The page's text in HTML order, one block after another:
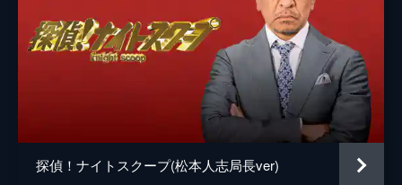
の影にあるもの、動物霊の見分け方などだ。
55分
#6 「火星にバッファローがいた！」ほか
雑誌「ムー」とコラボし、出演者がオカルト
に関する話題を取り上げ、トークを繰り広げ
ていく番組の第3章。今回取り上げたのは、
火星にバッファローがいた、皇居周辺の怖い
話、人工知能と脳量子論などだ。
探偵！ナイトスクープ(松本人志局長ver)